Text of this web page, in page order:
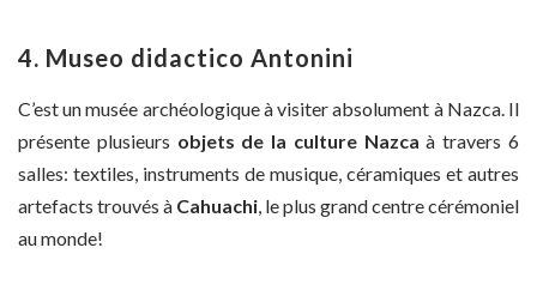
4. Museo didactico Antonini
C’est un musée archéologique à visiter absolument à Nazca. Il
présente plusieurs objets de la culture Nazca à travers 6
salles: textiles, instruments de musique, céramiques et autres
artefacts trouvés à Cahuachi, le plus grand centre cérémoniel
au monde!